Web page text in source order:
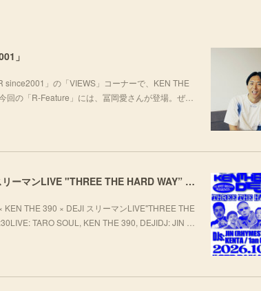
」
」の「VIEWS」コーナーで、KEN THE
回の「R-Feature」には、冨岡愛さんが登場。ぜ…
[LIVE] 10月4日(日) TARO SOUL × KEN THE 390 × DEJI スリーマンLIVE "THREE THE HARD WAY” @ ORD. 代官山
THE 390 × DEJI スリーマンLIVE"THREE THE
TARO SOUL, KEN THE 390, DEJIDJ: JIN …